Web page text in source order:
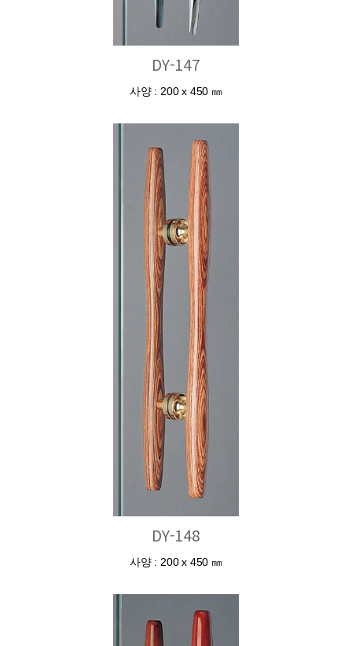
DY-147
사양 : 200 x 450 ㎜
DY-148
사양 : 200 x 450 ㎜